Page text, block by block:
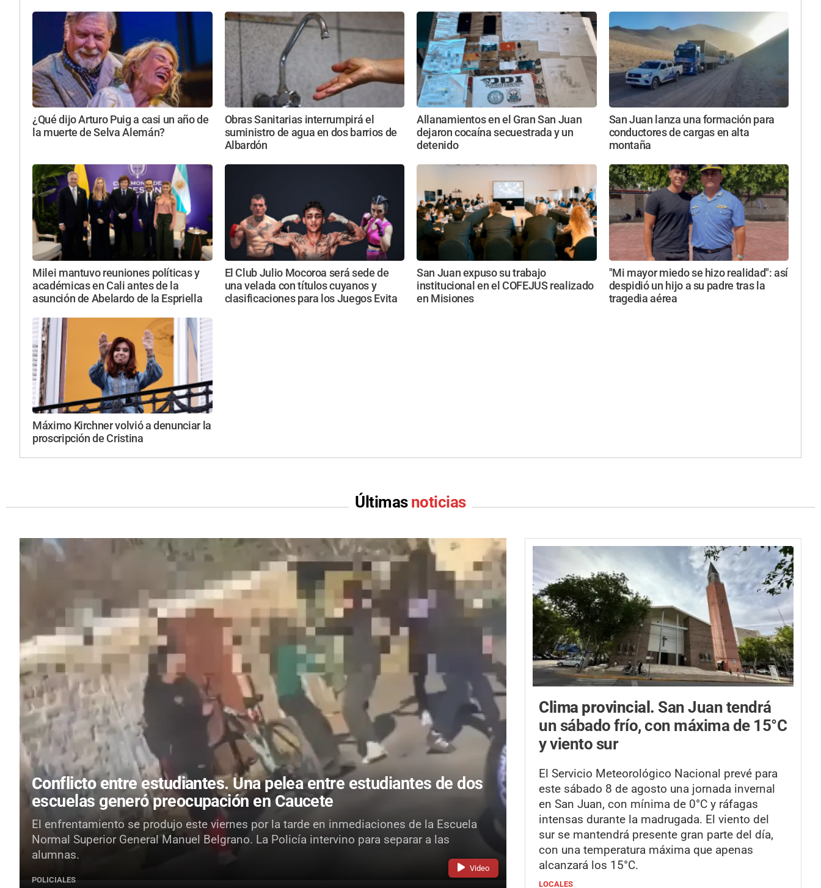
¿Qué dijo Arturo Puig a casi un año de
la muerte de Selva Alemán?
Obras Sanitarias interrumpirá el
suministro de agua en dos barrios de
Albardón
Allanamientos en el Gran San Juan
dejaron cocaína secuestrada y un
detenido
San Juan lanza una formación para
conductores de cargas en alta
montaña
Milei mantuvo reuniones políticas y
académicas en Cali antes de la
asunción de Abelardo de la Espriella
El Club Julio Mocoroa será sede de
una velada con títulos cuyanos y
clasificaciones para los Juegos Evita
San Juan expuso su trabajo
institucional en el COFEJUS realizado
en Misiones
"Mi mayor miedo se hizo realidad": así
despidió un hijo a su padre tras la
tragedia aérea
Máximo Kirchner volvió a denunciar la
proscripción de Cristina
Últimas noticias
Video
Conflicto entre estudiantes.Una pelea entre estudiantes de dos
escuelas generó preocupación en Caucete
El enfrentamiento se produjo este viernes por la tarde en inmediaciones de la Escuela
Normal Superior General Manuel Belgrano. La Policía intervino para separar a las
alumnas.
POLICIALES
Clima provincial. San Juan tendrá
un sábado frío, con máxima de 15°C
y viento sur
El Servicio Meteorológico Nacional prevé para
este sábado 8 de agosto una jornada invernal
en San Juan, con mínima de 0°C y ráfagas
intensas durante la madrugada. El viento del
sur se mantendrá presente gran parte del día,
con una temperatura máxima que apenas
alcanzará los 15°C.
LOCALES